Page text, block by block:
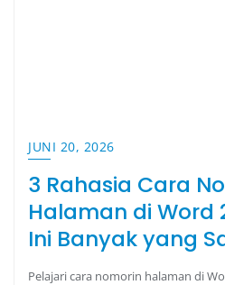
JUNI 20, 2026
3 Rahasia Cara
Halaman di Word
Ini Banyak yang
Pelajari cara nomorin halaman di